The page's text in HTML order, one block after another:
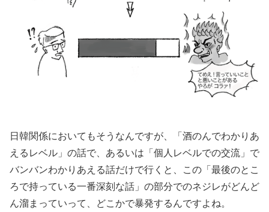
日韓関係においてもそうなんですが、「酒のんでわかりあ
えるレベル」の話で、あるいは「個人レベルでの交流」で
バンバンわかりあえる話だけで行くと、この「最後のとこ
ろで持っている一番深刻な話」の部分でのネジレがどんど
ん溜まっていって、どこかで暴発するんですよね。